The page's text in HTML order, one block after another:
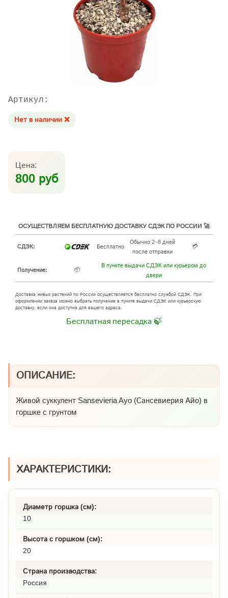
Артикул:
Нет в наличии ❌
Цена:
800 руб
ОСУЩЕСТВЛЯЕМ БЕСПЛАТНУЮ ДОСТАВКУ СДЭК ПО РОССИИ 🚀
СДЭК: Бесплатно
Обычно 2–8 дней
после отправки
💳
Получение: 📦
В пункте выдачи СДЭК или курьером до
двери
Доставка живых растений по России осуществляется бесплатно службой СДЭК. При
оформлении заказа можно выбрать получение в пункте выдачи СДЭК или курьерскую
доставку, если она доступна для вашего адреса.
Бесплатная пересадка 🍃
ОПИСАНИЕ:
Живой суккулент Sansevieria Ayo (Сансевиерия Айо) в
горшке с грунтом
ХАРАКТЕРИСТИКИ:
Диаметр горшка (см):
10
Высота с горшком (см):
20
Страна производства:
Россия